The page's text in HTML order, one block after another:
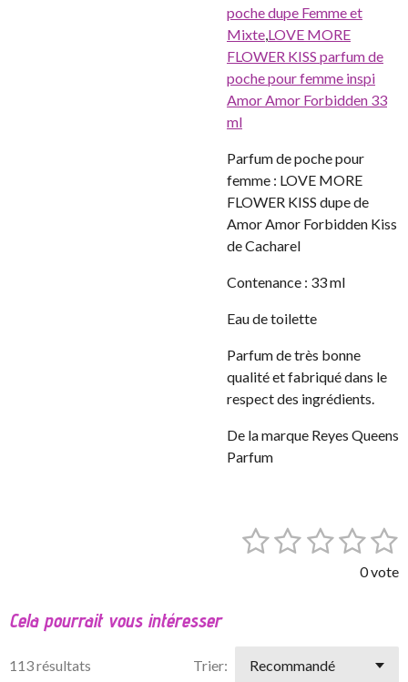
poche dupe Femme et
Mixte,LOVE MORE
FLOWER KISS parfum de
poche pour femme inspi
Amor Amor Forbidden 33
ml
Parfum de poche pour
femme : LOVE MORE
FLOWER KISS dupe de
Amor Amor Forbidden Kiss
de Cacharel
Contenance : 33 ml
Eau de toilette
Parfum de très bonne
qualité et fabriqué dans le
respect des ingrédients.
De la marque Reyes Queens
Parfum
u
t
1 2
i
3
i
4 5
é
i
v
0 vote
Cela pourrait vous intéresser
113 résultats Trier: